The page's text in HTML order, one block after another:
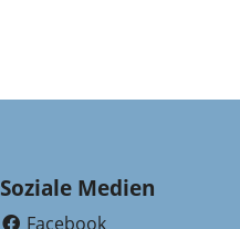
Soziale Medien
Facebook